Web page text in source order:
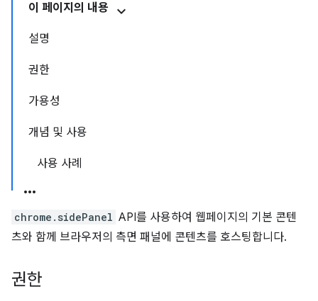
이 페이지의 내용
설명
권한
가용성
개념 및 사용
사용 사례
chrome.sidePanel API를 사용하여 웹페이지의 기본 콘텐
츠와 함께 브라우저의 측면 패널에 콘텐츠를 호스팅합니다.
권한